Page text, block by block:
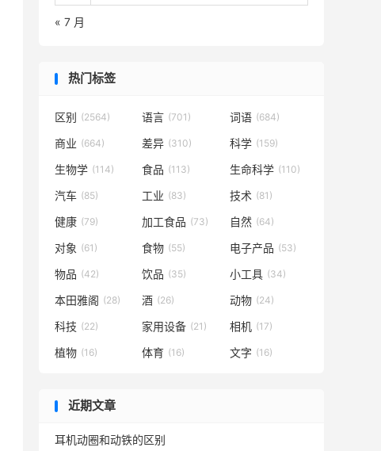
« 7 月
热门标签
区别 (2564) 语言 (701) 词语 (684)
商业 (664) 差异 (310) 科学 (159)
生物学 (114) 食品 (113) 生命科学 (110)
汽车 (85) 工业 (83) 技术 (81)
健康 (79) 加工食品 (73) 自然 (64)
对象 (61) 食物 (55) 电子产品 (53)
物品 (42) 饮品 (35) 小工具 (34)
本田雅阁 (28) 酒 (26) 动物 (24)
科技 (22) 家用设备 (21) 相机 (17)
植物 (16) 体育 (16) 文字 (16)
近期文章
耳机动圈和动铁的区别